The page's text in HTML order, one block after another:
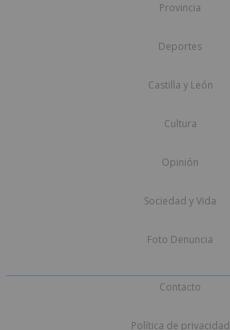
Provincia
Deportes
Castilla y León
Cultura
Opinión
Sociedad y Vida
Foto Denuncia
Contacto
Política de privacidad